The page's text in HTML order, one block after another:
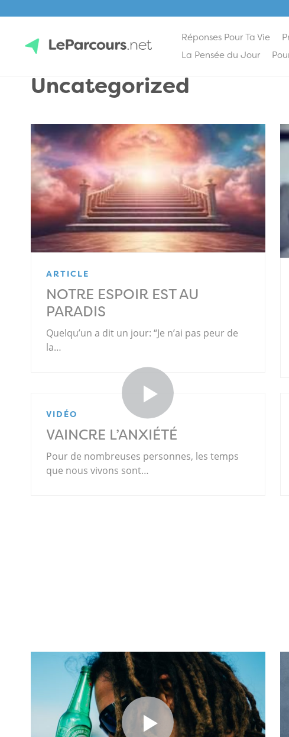
contentLeParcours.net
Réponses Pour Ta Vie
La Pensée du Jour
Uncategorized
ARTICLE
NOTRE ESPOIR EST AU
PARADIS
Quelqu’un a dit un jour: “Je n’ai pas peur de
la…
VIDÉO
VAINCRE L’ANXIÉTÉ
Pour de nombreuses personnes, les temps
que nous vivons sont…